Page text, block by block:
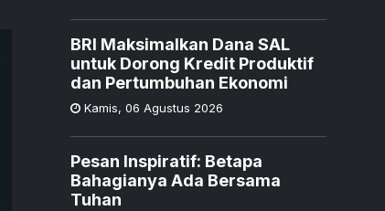
BRI Maksimalkan Dana SAL
untuk Dorong Kredit Produktif
dan Pertumbuhan Ekonomi
Kamis, 06 Agustus 2026
Pesan Inspiratif: Betapa
Bahagianya Ada Bersama
Tuhan